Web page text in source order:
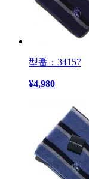
型番：34157
¥4,980